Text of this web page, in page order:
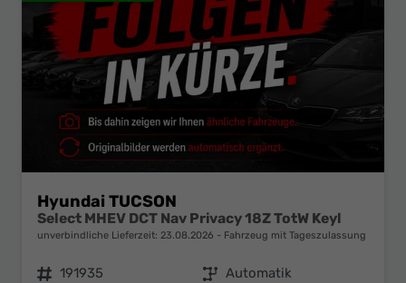
Hyundai TUCSON
Select MHEV DCT Nav Privacy 18Z TotW Keyl
unverbindliche Lieferzeit: 23.08.2026 Fahrzeug mit Tageszulassung
Fahrzeugnr. 191935 Getriebe Automatik